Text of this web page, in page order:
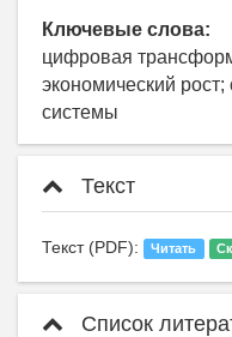
Ключевые слова:
цифровая
экономический
системы
Текст
Текст (PDF): Читать
Список